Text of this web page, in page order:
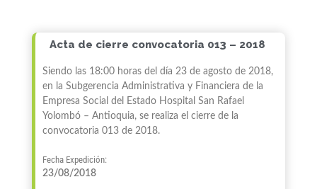
Acta de cierre convocatoria 013 – 2018
Siendo las 18:00 horas del día 23 de agosto de 2018,
en la Subgerencia Administrativa y Financiera de la
Empresa Social del Estado Hospital San Rafael
Yolombó – Antioquia, se realiza el cierre de la
convocatoria 013 de 2018.
Fecha Expedición:
23/08/2018